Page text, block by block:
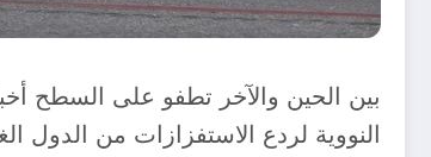
بين الحين والآخر تطفو على السطح
النووية لردع الاستفزازات من الدول